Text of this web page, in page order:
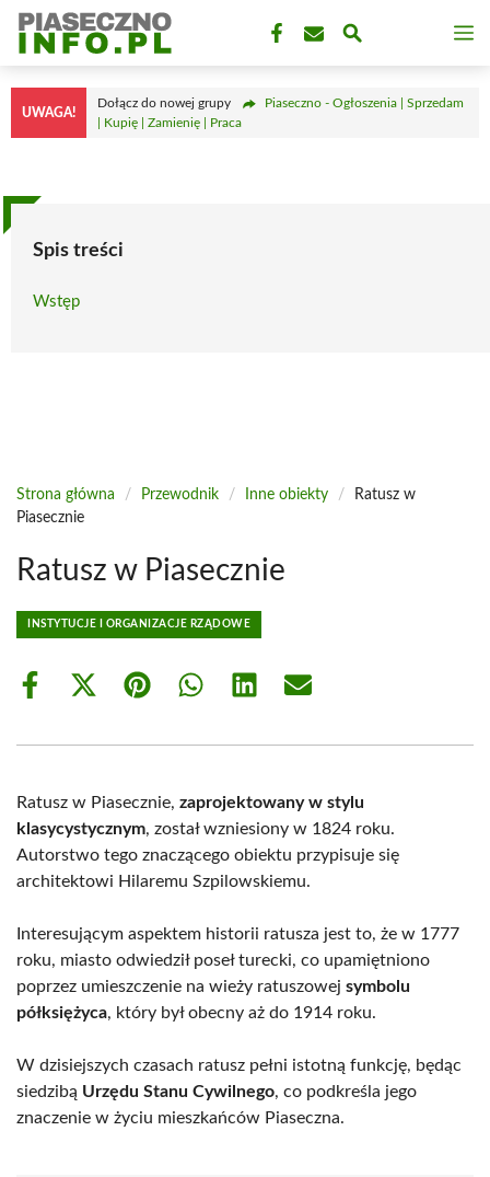
Przejdź
treści
UWAGA!
Dołącz do nowej grupy
Piaseczno - Ogłoszenia | Sprzedam
| Kupię | Zamienię | Praca
Spis treści
Wstęp
Strona główna / Przewodnik / Inne obiekty /
Ratusz w
Piasecznie
Ratusz w Piasecznie
INSTYTUCJE I ORGANIZACJE RZĄDOWE
Share
Share
(Twitter)
Share Share Share Share
Ratusz w Piasecznie, zaprojektowany w stylu
klasycystycznym, został wzniesiony w 1824 roku.
Autorstwo tego znaczącego obiektu przypisuje się
architektowi Hilaremu Szpilowskiemu.
Interesującym aspektem historii ratusza jest to, że w 1777
roku, miasto odwiedził poseł turecki, co upamiętniono
poprzez umieszczenie na wieży ratuszowej symbolu
półksiężyca, który był obecny aż do 1914 roku.
W dzisiejszych czasach ratusz pełni istotną funkcję, będąc
siedzibą Urzędu Stanu Cywilnego, co podkreśla jego
znaczenie w życiu mieszkańców Piaseczna.